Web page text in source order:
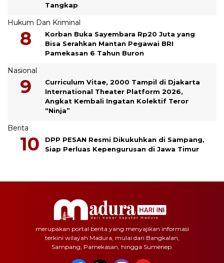
Tangkap
Hukum Dan Kriminal
Korban Buka Sayembara Rp20 Juta yang
Bisa Serahkan Mantan Pegawai BRI
Pamekasan 6 Tahun Buron
Nasional
Curriculum Vitae, 2000 Tampil di Djakarta
International Theater Platform 2026,
Angkat Kembali Ingatan Kolektif Teror
“Ninja”
Berita
DPP PESAN Resmi Dikukuhkan di Sampang,
Siap Perluas Kepengurusan di Jawa Timur
merupakan portal berita yang menyajikan informasi
terkini wilayah Madura, mulai dari Bangkalan,
Sampang, Pamekasan, hingga Sumenep.